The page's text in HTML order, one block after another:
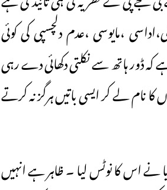
،مایوسی ،عدم دلچسپی کی کوئی
ڈور ہاتھ سے نکلتی دکھائی دے رہی
نام لے کر ایسی باتیں ہرگز نہ کرتے
نے اس کا نوٹس لیا ۔ ظاہر ہے انہیں